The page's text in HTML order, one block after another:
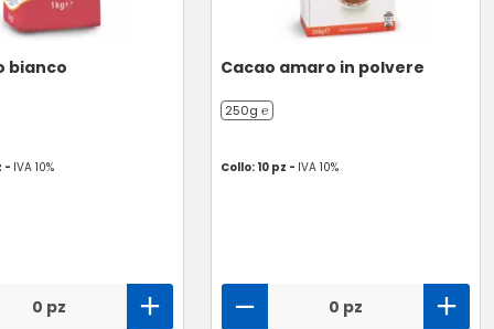
bianco
- IVA 10%
0 pz
Cacao amaro in polvere
250g ℮
Collo: 10 pz - IVA 10%
0 pz